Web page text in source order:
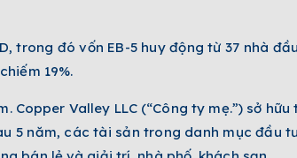
trong đó vốn EB-5 huy động từ 37 nhà
19%.
Copper Valley LLC (“Công ty mẹ.”) sở
5 năm, các tài sản trong danh mục